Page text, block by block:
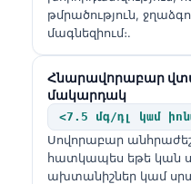
թմրածություն,
մագնեզիում։.
Հնարավորաբար
մակարդակ
<7.5 մգ/դլ կամ
Սովորաբար
հատկապես եթե կան
ախտանիշներ կամ